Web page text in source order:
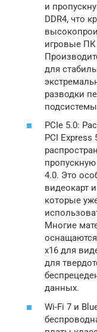
и
DDR4, что
игровые ПК
для
разводки
PCIe 5.0:
PCI Express
4.0. Это
видеокарт
которые
Многие
x16 для
для
данных.
Wi-Fi 7 и